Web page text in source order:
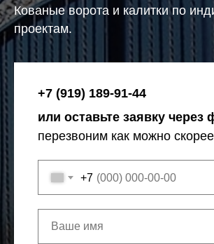
Кованые ворота и калитки по
проектам.
+7 (919) 189-91-44
или оставьте заявку через
перезвоним как можно
+7